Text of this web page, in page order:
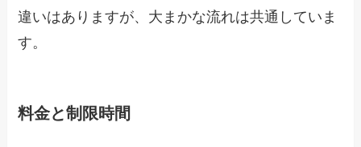
違いはありますが、大まかな流れは共通していま
す。
料金と制限時間